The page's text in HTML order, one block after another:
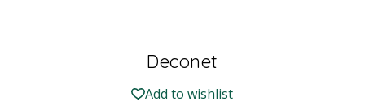
Deconet
Add to wishlist